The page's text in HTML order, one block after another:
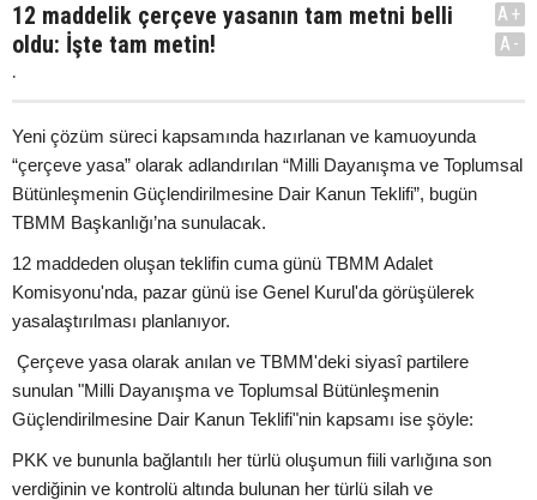
12 maddelik çerçeve yasanın tam metni belli
oldu: İşte tam metin!
.
A+
A-
Yeni çözüm süreci kapsamında hazırlanan ve kamuoyunda
“çerçeve yasa” olarak adlandırılan “Milli Dayanışma ve Toplumsal
Bütünleşmenin Güçlendirilmesine Dair Kanun Teklifi”, bugün
TBMM Başkanlığı’na sunulacak.
12 maddeden oluşan teklifin cuma günü TBMM Adalet
Komisyonu'nda, pazar günü ise Genel Kurul'da görüşülerek
yasalaştırılması planlanıyor.
Çerçeve yasa olarak anılan ve TBMM'deki siyasî partilere
sunulan "Milli Dayanışma ve Toplumsal Bütünleşmenin
Güçlendirilmesine Dair Kanun Teklifi"nin kapsamı ise şöyle:
PKK ve bununla bağlantılı her türlü oluşumun fiili varlığına son
verdiğinin ve kontrolü altında bulunan her türlü silah ve